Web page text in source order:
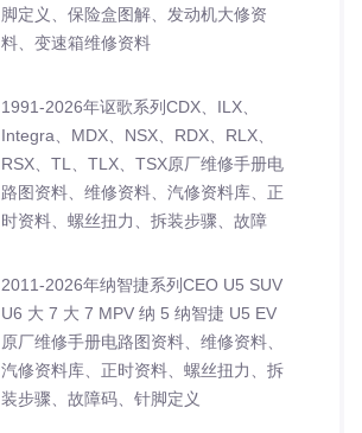
脚定义、保险盒图解、发动机大修资
料、变速箱维修资料
1991-2026年讴歌系列CDX、ILX、
Integra、MDX、NSX、RDX、RLX、
RSX、TL、TLX、TSX原厂维修手册电
路图资料、维修资料、汽修资料库、正
时资料、螺丝扭力、拆装步骤、故障
2011-2026年纳智捷系列CEO U5 SUV
U6 大 7 大 7 MPV 纳 5 纳智捷 U5 EV
原厂维修手册电路图资料、维修资料、
汽修资料库、正时资料、螺丝扭力、拆
装步骤、故障码、针脚定义